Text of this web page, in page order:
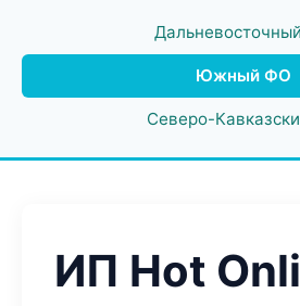
Южный ФО
Северо-
ИП Hot